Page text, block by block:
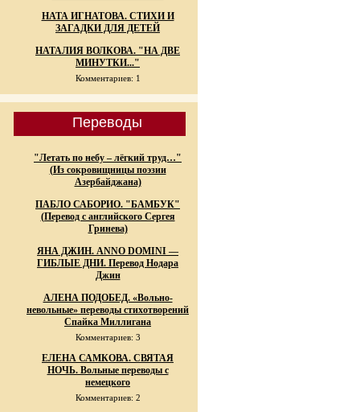
НАТА ИГНАТОВА. СТИХИ И
ЗАГАДКИ ДЛЯ ДЕТЕЙ
НАТАЛИЯ ВОЛКОВА. "НА ДВЕ
МИНУТКИ..."
Комментариев: 1
Переводы
"Летать по небу – лёгкий труд…"
(Из сокровищницы поэзии
Азербайджана)
ПАБЛО САБОРИО. "БАМБУК"
(Перевод с английского Сергея
Гринева)
ЯНА ДЖИН. ANNO DOMINI —
ГИБЛЫЕ ДНИ. Перевод Нодара
Джин
АЛЕНА ПОДОБЕД. «Вольно-
невольные» переводы стихотворений
Спайка Миллигана
Комментариев: 3
ЕЛЕНА САМКОВА. СВЯТАЯ
НОЧЬ. Вольные переводы с
немецкого
Комментариев: 2